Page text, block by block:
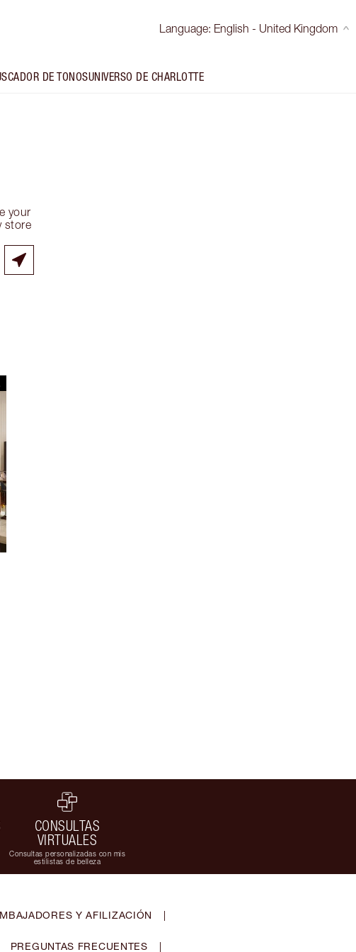
Language: English - United Kingdom
DE TONOSUNIVERSO DE CHARLOTTE
your
store
CONSULTAS
VIRTUALES
Consultas personalizadas con mis
estilistas de belleza
Y AFILIZACIÓN |
PREGUNTAS FRECUENTES |